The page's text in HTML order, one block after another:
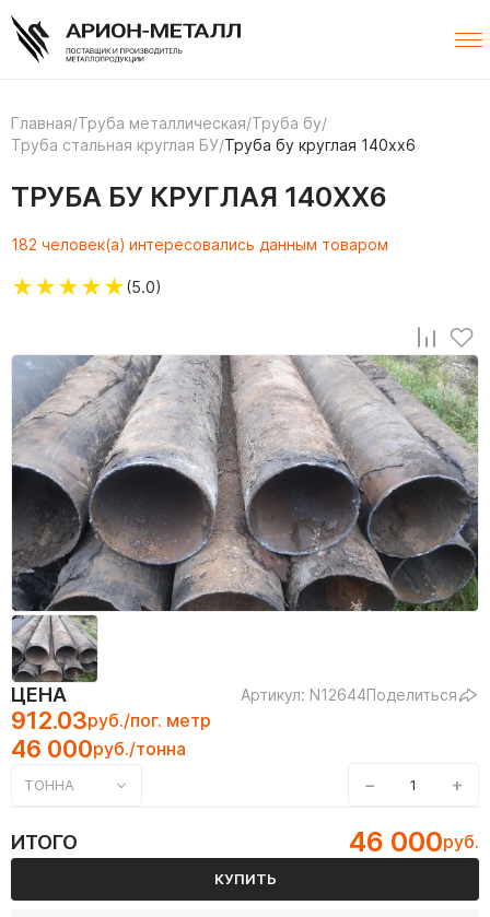
Главная/Труба металлическая/Труба бу/
Труба стальная круглая БУ/Труба бу круглая 140хх6
ТРУБА БУ КРУГЛАЯ 140ХХ6
182 человек(а) интересовались данным товаром
★★★★★(5.0)
ЦЕНА Артикул: N12644Поделиться
912.03руб./пог. метр
46 000руб./тонна
ТОННА − +
ИТОГО 46 000руб.
КУПИТЬ